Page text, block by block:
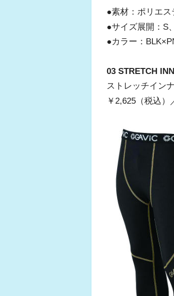
●素材：ポリエ
●サイズ展開：S
●カラー：
03 STRETCH
ストレッチイン
￥2,625（税込）